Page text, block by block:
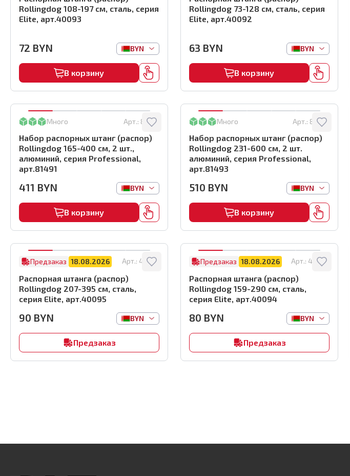
Rollingdog 108-197 см, сталь, серия
Elite, арт.40093
72 BYN BYN
В корзину
Rollingdog 73-128 см, сталь, серия
Elite, арт.40092
63 BYN BYN
В корзину
Много Арт.: 81491
Набор распорных штанг (распор)
Rollingdog 165-400 см, 2 шт.,
алюминий, серия Professional,
арт.81491
411 BYN BYN
В корзину
Много Арт.: 81493
Набор распорных штанг (распор)
Rollingdog 231-600 см, 2 шт.
алюминий, серия Professional,
арт.81493
510 BYN BYN
В корзину
Предзаказ 18.08.2026 Арт.: 40095
Распорная штанга (распор)
Rollingdog 207-395 см, сталь,
серия Elite, арт.40095
90 BYN BYN
Предзаказ
Предзаказ 18.08.2026 Арт.: 40094
Распорная штанга (распор)
Rollingdog 159-290 см, сталь,
серия Elite, арт.40094
80 BYN BYN
Предзаказ